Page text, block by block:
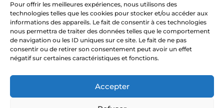
Pour offrir les meilleures expériences, nous utilisons des
technologies telles que les cookies pour stocker et/ou accéder aux
informations des appareils. Le fait de consentir à ces technologies
nous permettra de traiter des données telles que le comportement
de navigation ou les ID uniques sur ce site. Le fait de ne pas
consentir ou de retirer son consentement peut avoir un effet
négatif sur certaines caractéristiques et fonctions.
Accepter
Livraison et Conditions générales de vente
S'inscrire à la newsletter